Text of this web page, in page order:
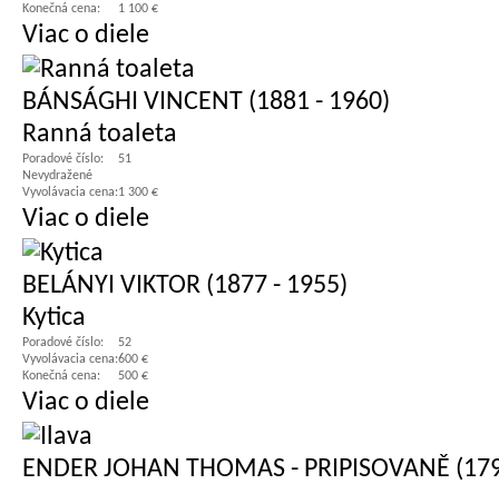
Konečná cena:
1 100 €
Viac o diele
BÁNSÁGHI VINCENT (1881 - 1960)
Ranná toaleta
Poradové číslo:
51
Nevydražené
Vyvolávacia cena:1 300 €
Viac o diele
BELÁNYI VIKTOR (1877 - 1955)
Kytica
Poradové číslo:
52
Vyvolávacia cena:600 €
Konečná cena:
500 €
Viac o diele
ENDER JOHAN THOMAS - PRIPISOVANĚ